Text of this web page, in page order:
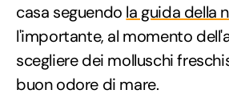
casa seguendo la guida della
l'importante, al momento
scegliere dei molluschi
buon odore di mare.